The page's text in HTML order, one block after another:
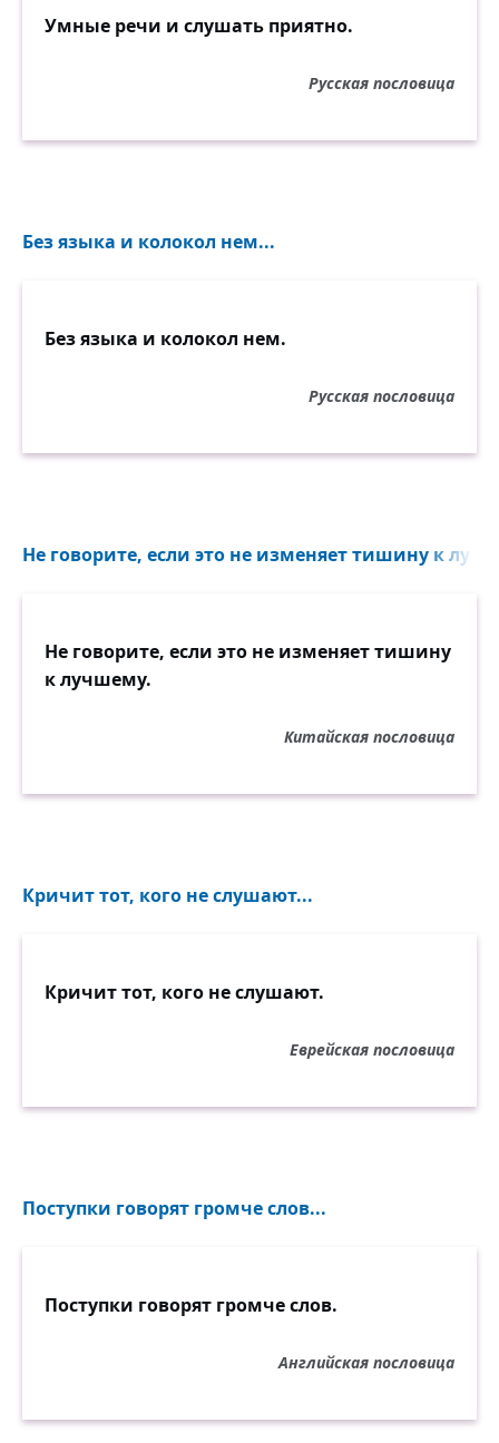
Умные речи и слушать приятно.
Русская пословица
Без языка и колокол нем...
Без языка и колокол нем.
Русская пословица
Не говорите, если это не изменяет тишину к
Не говорите, если это не изменяет тишину
к лучшему.
Китайская пословица
Кричит тот, кого не слушают...
Кричит тот, кого не слушают.
Еврейская пословица
Поступки говорят громче слов...
Поступки говорят громче слов.
Английская пословица